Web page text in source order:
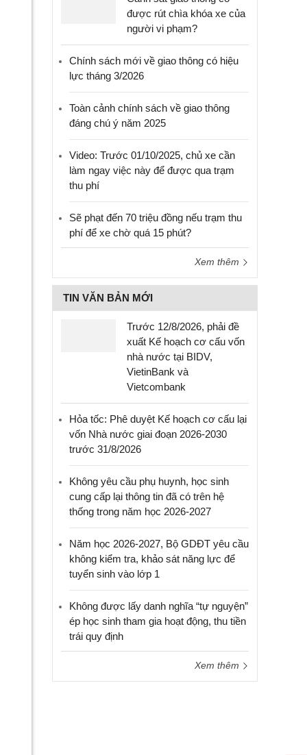
được rút chìa khóa xe của
người vi phạm?
Chính sách mới về giao thông có hiệu
lực tháng 3/2026
Toàn cảnh chính sách về giao thông
đáng chú ý năm 2025
Video: Trước 01/10/2025, chủ xe cần
làm ngay việc này để được qua trạm
thu phí
Sẽ phạt đến 70 triệu đồng nếu trạm thu
phí để xe chờ quá 15 phút?
Xem thêm
TIN VĂN BẢN MỚI
Trước 12/8/2026, phải đề
xuất Kế hoạch cơ cấu vốn
nhà nước tại BIDV,
VietinBank và
Vietcombank
Hỏa tốc: Phê duyệt Kế hoạch cơ cấu lại
vốn Nhà nước giai đoạn 2026-2030
trước 31/8/2026
Không yêu cầu phụ huynh, học sinh
cung cấp lại thông tin đã có trên hệ
thống trong năm học 2026-2027
Năm học 2026-2027, Bộ GDĐT yêu cầu
không kiểm tra, khảo sát năng lực để
tuyển sinh vào lớp 1
Không được lấy danh nghĩa “tự nguyện”
ép học sinh tham gia hoạt động, thu tiền
trái quy định
Xem thêm